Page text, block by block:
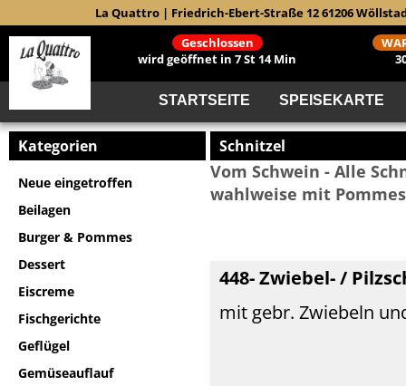
La Quattro | Friedrich-Ebert-Straße 12 61206
Geschlossen
wird geöffnet in 7 St 14 Min
STARTSEITE SPEISEKARTE
Kategorien
Neue eingetroffen
Beilagen
Burger & Pommes
Dessert
Eiscreme
Fischgerichte
Geflügel
Gemüseauflauf
Schnitzel
Vom Schwein - Alle
wahlweise mit
448- Zwiebel- /
mit gebr. Zwiebeln